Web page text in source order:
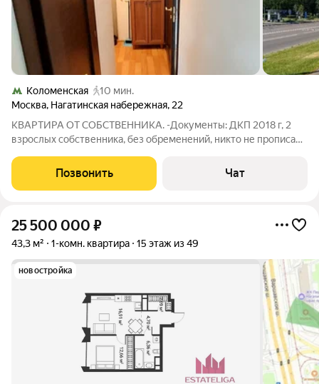
Коломенская
10 мин.
Москва, Нагатинская набережная, 22
КВАРТИРА ОТ СОБСТВЕННИКА. -Документы: ДКП 2018 г, 2
взрослых собственника, без обременений, никто не прописан -
мин. до прогулочной набережной 15 мин.( 5 станций,
Замоскворецкая линия, до Красной
Позвонить Чат
25 500 000 ₽
43,3 м² 1-комн. квартира 15 этаж из 49
новостройка